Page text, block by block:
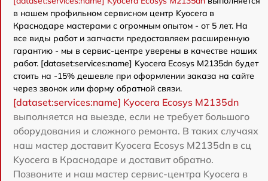
в нашем профильном сервисном центр Kyocera в
Краснодаре мастерами с огромным опытом - от 5 лет. На
все виды работ и запчасти предоставляем расширенную
гарантию - мы в сервис-центре уверены в качестве наших
работ. [dataset:services:name] Kyocera Ecosys M2135dn будет
стоить на -15% дешевле при оформлении заказа на сайте
через звонок или форму обратной связи.
[dataset:services:name] Kyocera Ecosys M2135dn
выполняется на выезде, если не требует большого
оборудования и сложного ремонта. В таких случаях
наш мастер доставит Kyocera Ecosys M2135dn в сц
Kyocera в Краснодаре и доставит обратно.
Позвоните и наш мастер сервис-центра Kyocera в